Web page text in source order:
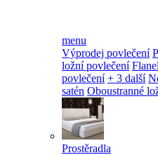
menu
Výprodej povlečení
ložní povlečení
povlečení + 3 další
satén Oboustranné
Prostěradla